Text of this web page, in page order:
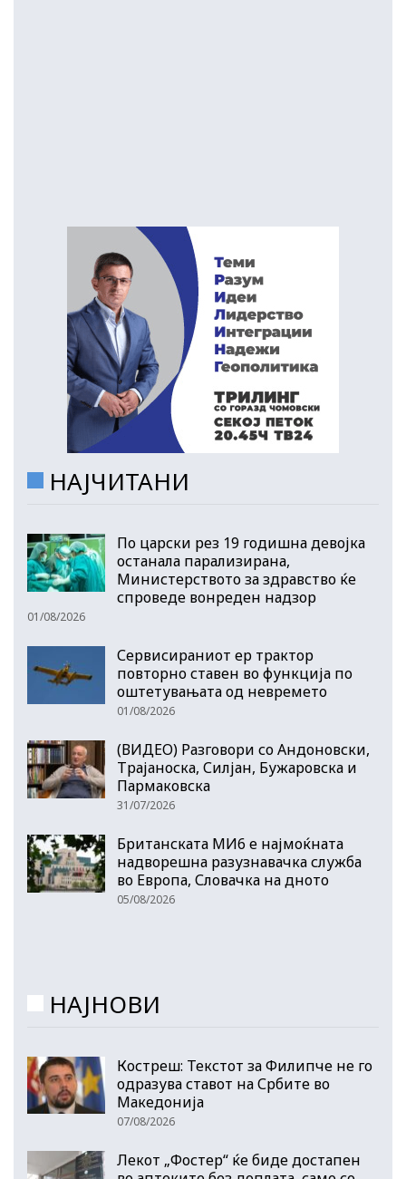
НАЈЧИТАНИ
По царски рез 19 годишна девојка
останала парализирана,
Министерството за здравство ќе
спроведе вонреден надзор
01/08/2026
Сервисираниот ер трактор
повторно ставен во функција по
оштетувањата од невремето
01/08/2026
(ВИДЕО) Разговори со Андоновски,
Трајаноска, Силјан, Бужаровска и
Пармаковска
31/07/2026
Британската МИ6 е најмоќната
надворешна разузнавачка служба
во Европа, Словачка на дното
05/08/2026
НАЈНОВИ
Костреш: Текстот за Филипче не го
одразува ставот на Србите во
Македонија
07/08/2026
Лекот „Фостер“ ќе биде достапен